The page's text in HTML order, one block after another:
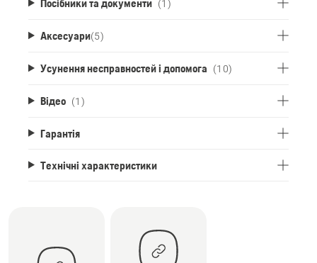
(1)
Аксесуари(5)
Усунення несправностей і допомога (10)
Відео (1)
Гарантія
Технічні характеристики